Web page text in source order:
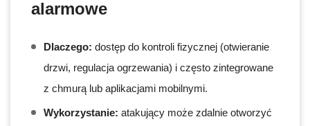
alarmowe
Dlaczego: dostęp do kontroli fizycznej (otwieranie
drzwi, regulacja ogrzewania) i często zintegrowane
z chmurą lub aplikacjami mobilnymi.
Wykorzystanie: atakujący może zdalnie otworzyć